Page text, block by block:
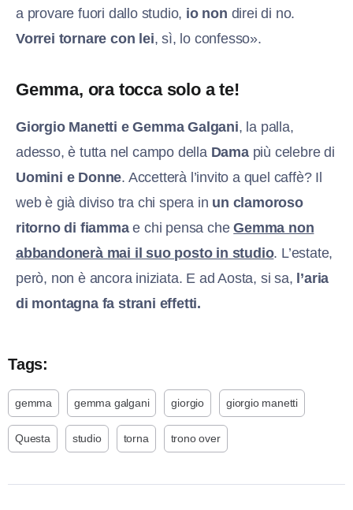
a provare fuori dallo studio, io non direi di no.
Vorrei tornare con lei, sì, lo confesso».
Gemma, ora tocca solo a te!
Giorgio Manetti e Gemma Galgani, la palla,
adesso, è tutta nel campo della Damapiù celebre di
Uomini e Donne. Accetterà l’invito a quel caffè? Il
web è già diviso tra chi spera in un clamoroso
ritorno di fiammae chi pensa cheGemma non
abbandonerà mai il suo posto in studio. L’estate,
però, non è ancora iniziata. E ad Aosta, si sa, l’aria
di montagna fa strani effetti.
Tags:
gemma gemma galgani giorgio giorgio manetti
Questa studio torna trono over